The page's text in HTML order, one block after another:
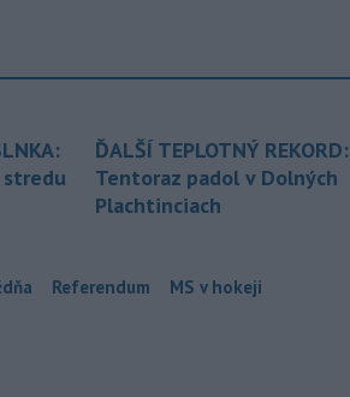
stredu
ĎALŠÍ TEPLOTNÝ REKORD:
Tentoraz padol v Dolných
Plachtinciach
Referendum MS v hokeji